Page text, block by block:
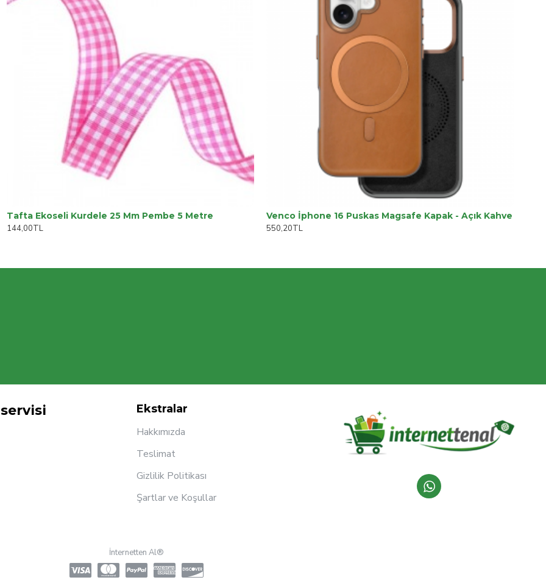
Tafta Ekoseli Kurdele 25 Mm Pembe 5 Metre
144,00TL
Venco İphone 16 Puskas Magsafe Kapak - Açık Kahve
550,20TL
Ekstralar
Hakkımızda
Teslimat
Gizlilik Politikası
Şartlar ve Koşullar
İnternetten Al®